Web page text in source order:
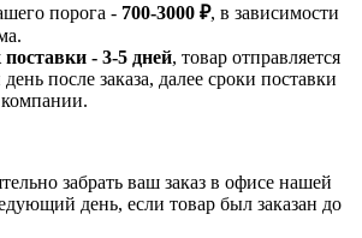
порога - 700-3000 ₽, в зависимости
- 3-5 дней, товар отправляется
после заказа, далее сроки поставки
забрать ваш заказ в офисе нашей
день, если товар был заказан до